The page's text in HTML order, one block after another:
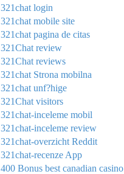
321chat login
321chat mobile site
321chat pagina de citas
321Chat review
321Chat reviews
321chat Strona mobilna
321chat unf?hige
321Chat visitors
321chat-inceleme mobil
321chat-inceleme review
321chat-overzicht Reddit
321chat-recenze App
400 Bonus best canadian casino